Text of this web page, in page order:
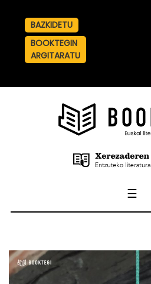
BAZKIDETU
BOOKTEGIN
ARGITARATU
☰